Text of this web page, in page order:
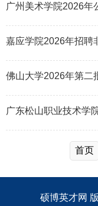
嘉应学院2026年招聘
佛山大学2026年第二
广东松山职业技术学
首页
硕博英才网